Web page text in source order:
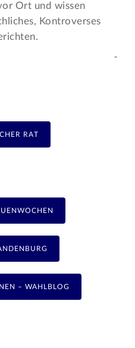
Ort und wissen
Kontroverses
-
RAT
– WAHLBLOG